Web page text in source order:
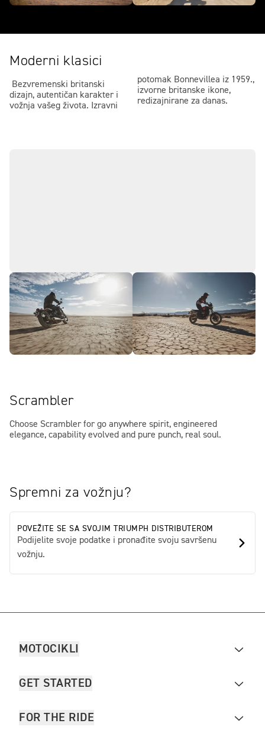
Moderni klasici
Bezvremenski britanski
dizajn, autentičan karakter i
vožnja vašeg života. Izravni
potomak Bonnevillea iz 1959.,
izvorne britanske ikone,
redizajnirane za danas.
Scrambler
Choose Scrambler for go anywhere spirit, engineered
elegance, capability evolved and pure punch, real soul.
Spremni za vožnju?
POVEŽITE SE SA SVOJIM TRIUMPH DISTRIBUTEROM
Podijelite svoje podatke i pronađite svoju savršenu
vožnju.
MOTOCIKLI
GET STARTED
FOR THE RIDE